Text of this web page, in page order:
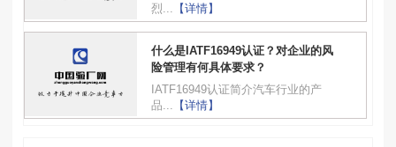
烈...
【详情】
什么是IATF16949认证？对企业的风
险管理有何具体要求？
IATF16949认证简介汽车行业的产
品...
【详情】